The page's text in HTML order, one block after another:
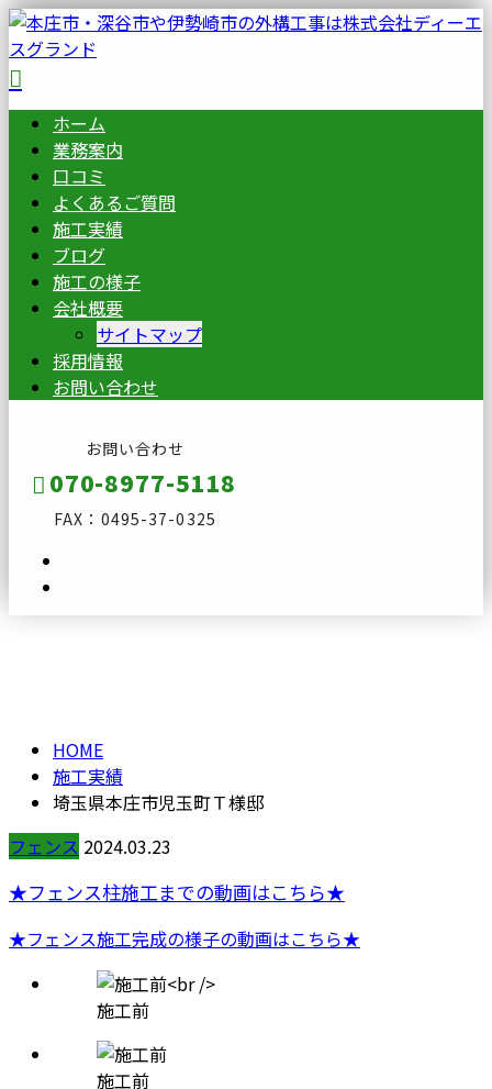
ホーム
業務案内
口コミ
よくあるご質問
施工実績
ブログ
施工の様子
会社概要
サイトマップ
採用情報
お問い合わせ
お問い合わせ
070-8977-5118
FAX：0495-37-0325
HOME
施工実績
埼玉県本庄市児玉町Ｔ様邸
フェンス 2024.03.23
★フェンス柱施工までの動画はこちら★
★フェンス施工完成の様子の動画はこちら★
施工前
施工前